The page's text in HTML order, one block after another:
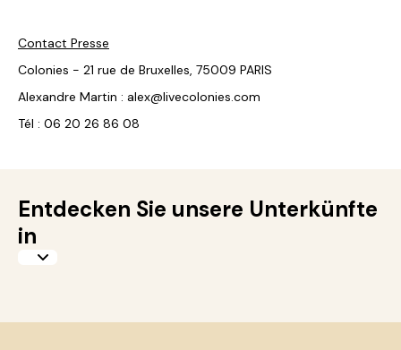
Contact Presse
Colonies - 21 rue de Bruxelles, 75009 PARIS
Alexandre Martin : alex@livecolonies.com
Tél : 06 20 26 86 08
Entdecken Sie unsere Unterkünfte
in